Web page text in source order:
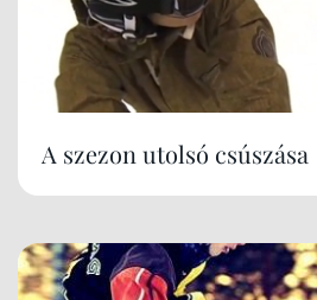
A szezon utolsó csúszása